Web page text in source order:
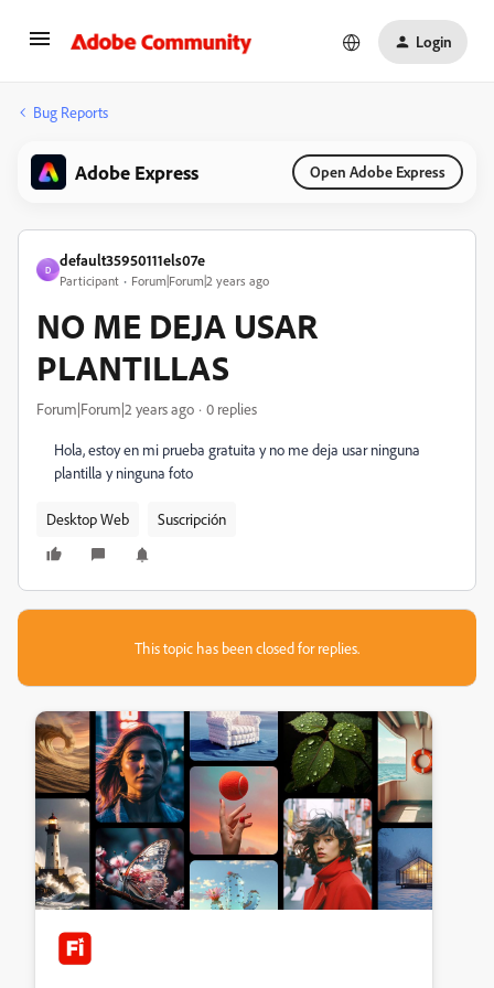
Login
Bug Reports
Adobe Express Open Adobe Express
D
default35950111els07e
Participant Forum|Forum|2 years ago
NO ME DEJA USAR
PLANTILLAS
Forum|Forum|2 years ago 0 replies
Hola, estoy en mi prueba gratuita y no me deja usar ninguna
plantilla y ninguna foto
Desktop Web Suscripción
This topic has been closed for replies.